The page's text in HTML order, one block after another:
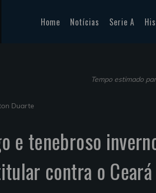
Home Notícias Serie A
Tempo estimado
Duarte
e tenebroso
contra o Ceará